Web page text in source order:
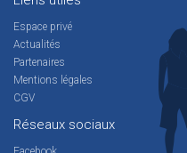
Espace privé
Actualités
Partenaires
Mentions légales
CGV
Réseaux sociaux